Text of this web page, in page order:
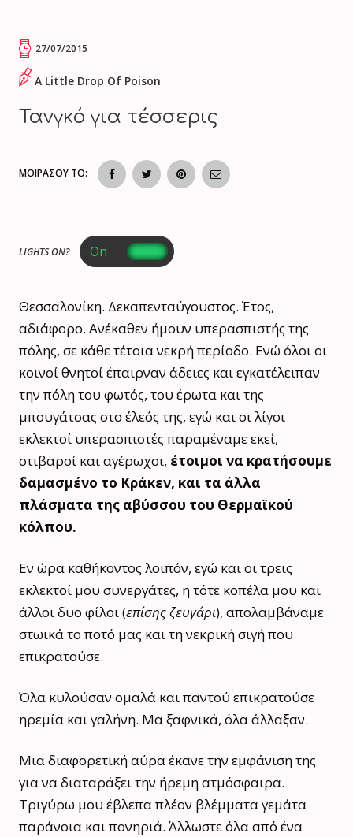
27/07/2015
A Little Drop Of Poison
Τανγκό για τέσσερις
ΜΟΙΡΑΣΟΥ ΤΟ:
LIGHTS ON?
Θεσσαλονίκη. Δεκαπενταύγουστος. Έτος,
αδιάφορο. Ανέκαθεν ήμουν υπερασπιστής της
πόλης, σε κάθε τέτοια νεκρή περίοδο. Ενώ όλοι οι
κοινοί θνητοί έπαιρναν άδειες και εγκατέλειπαν
την πόλη του φωτός, του έρωτα και της
μπουγάτσας στο έλεός της, εγώ και οι λίγοι
εκλεκτοί υπερασπιστές παραμέναμε εκεί,
στιβαροί και αγέρωχοι, έτοιμοι να κρατήσουμε
δαμασμένο το Κράκεν, και τα άλλα
πλάσματα της αβύσσου του Θερμαϊκού
κόλπου.
Εν ώρα καθήκοντος λοιπόν, εγώ και οι τρεις
εκλεκτοί μου συνεργάτες, η τότε κοπέλα μου και
άλλοι δυο φίλοι (επίσης ζευγάρι), απολαμβάναμε
στωικά το ποτό μας και τη νεκρική σιγή που
επικρατούσε.
Όλα κυλούσαν ομαλά και παντού επικρατούσε
ηρεμία και γαλήνη. Μα ξαφνικά, όλα άλλαξαν.
Μια διαφορετική αύρα έκανε την εμφάνιση της
για να διαταράξει την ήρεμη ατμόσφαιρα.
Τριγύρω μου έβλεπα πλέον βλέμματα γεμάτα
παράνοια και πονηριά. Άλλωστε όλα από ένα